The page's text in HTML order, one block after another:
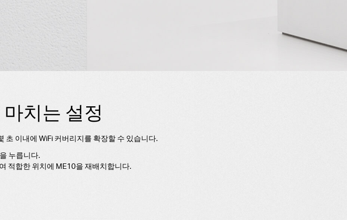
치는 설정
초 이내에 WiFi 커버리지를 확장할 수 있습니다.
누릅니다.
적합한 위치에 ME10을 재배치합니다.